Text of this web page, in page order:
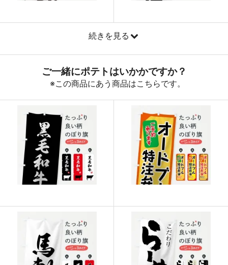
893
888 32856
887 33706
40 883 35320
41 880 36080
42 878 36876
43 876 37668
874 39330
873 40158
872 40984
続きを見る